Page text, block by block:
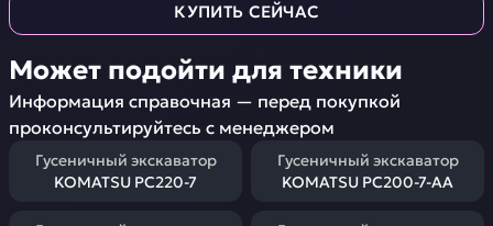
КУПИТЬ СЕЙЧАС
Может подойти для техники
Информация справочная — перед покупкой
проконсультируйтесь с менеджером
Гусеничный экскаватор
KOMATSU PC220-7
Гусеничный экскаватор
KOMATSU PC200-7-AA